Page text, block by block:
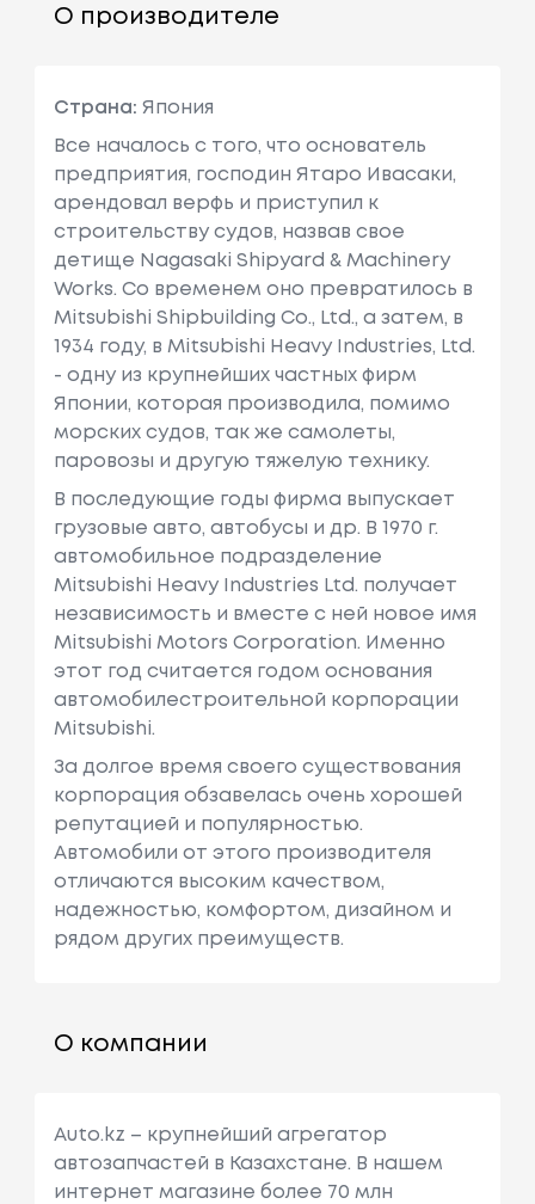
О производителе
Страна: Япония
Все началось с того, что основатель
предприятия, господин Ятаро Ивасаки,
арендовал верфь и приступил к
строительству судов, назвав свое
детище Nagasaki Shipyard & Machinery
Works. Со временем оно превратилось в
Mitsubishi Shipbuilding Co., Ltd., а затем, в
1934 году, в Mitsubishi Heavy Industries, Ltd.
- одну из крупнейших частных фирм
Японии, которая производила, помимо
морских судов, так же самолеты,
паровозы и другую тяжелую технику.
В последующие годы фирма выпускает
грузовые авто, автобусы и др. В 1970 г.
автомобильное подразделение
Mitsubishi Heavy Industries Ltd. получает
независимость и вместе с ней новое имя
Mitsubishi Motors Corporation. Именно
этот год считается годом основания
автомобилестроительной корпорации
Mitsubishi.
За долгое время своего существования
корпорация обзавелась очень хорошей
репутацией и популярностью.
Автомобили от этого производителя
отличаются высоким качеством,
надежностью, комфортом, дизайном и
рядом других преимуществ.
О компании
Auto.kz – крупнейший агрегатор
автозапчастей в Казахстане. В нашем
интернет магазине более 70 млн